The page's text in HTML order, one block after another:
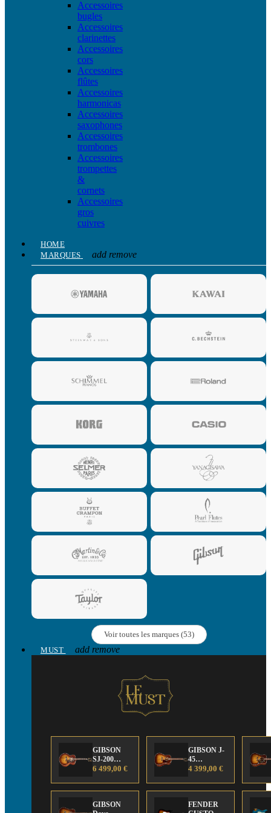
Accessoires
bugles
Accessoires
clarinettes
Accessoires
cors
Accessoires
flûtes
Accessoires
harmonicas
Accessoires
saxophones
Accessoires
trombones
Accessoires
trompettes
&
cornets
Accessoires
gros
cuivres
HOME
MARQUES
add remove
Voir toutes les marques (53)
MUST
add remove
GIBSON
SJ-200
Anniversary
Edition
6 499,00 €
GIBSON J-
45
Anniversary
Edition
4 399,00 €
GIBSON
FENDER